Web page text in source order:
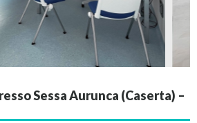
Sessa Aurunca (Caserta) –